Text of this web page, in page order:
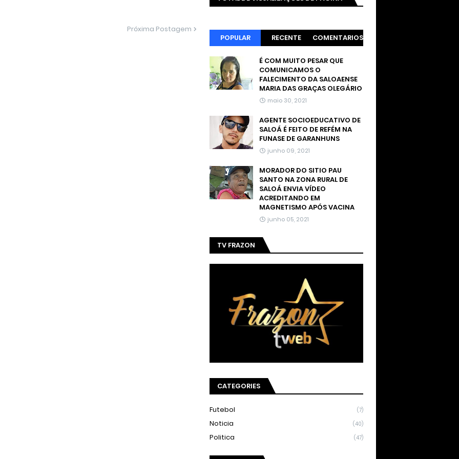
Próxima Postagem
POPULAR RECENTE COMENTARIOS
É COM MUITO PESAR QUE
COMUNICAMOS O
FALECIMENTO DA SALOAENSE
MARIA DAS GRAÇAS OLEGÁRIO
maio 30, 2021
AGENTE SOCIOEDUCATIVO DE
SALOÁ É FEITO DE REFÉM NA
FUNASE DE GARANHUNS
junho 09, 2021
MORADOR DO SITIO PAU
SANTO NA ZONA RURAL DE
SALOÁ ENVIA VÍDEO
ACREDITANDO EM
MAGNETISMO APÓS VACINA
junho 05, 2021
TV FRAZON
CATEGORIES
Futebol (7)
Noticia (40)
Politica (47)